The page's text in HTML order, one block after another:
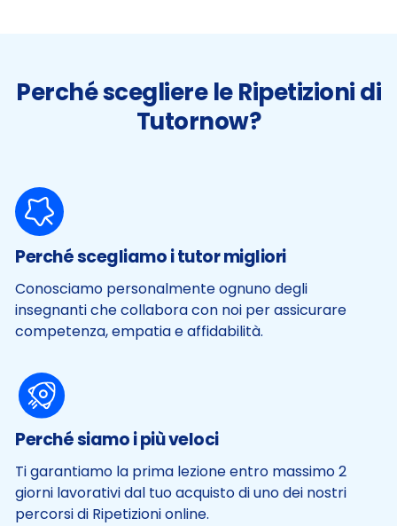
Perché scegliere le Ripetizioni di
Tutornow?
Perché scegliamo i tutor migliori
Conosciamo personalmente ognuno degli
insegnanti che collabora con noi per assicurare
competenza, empatia e affidabilità.
Perché siamo i più veloci
Ti garantiamo la prima lezione entro massimo 2
giorni lavorativi dal tuo acquisto di uno dei nostri
percorsi di Ripetizioni online.